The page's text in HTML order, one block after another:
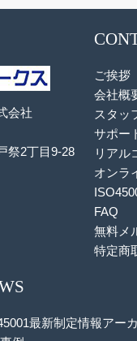
会社
祭2丁目9-28
ご挨拶
会社概
スタッ
サポー
リアル
オンラ
FAQ
無料メ
特定商
最新制定情報アー